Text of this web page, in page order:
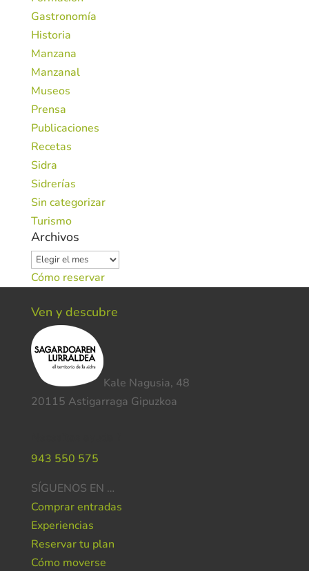
Gastronomía
Historia
Manzana
Manzanal
Museos
Prensa
Publicaciones
Recetas
Sidra
Sidrerías
Sin categorizar
Turismo
Archivos
Archivos
Cómo reservar
Ven y descubre
Kale Nagusia, 48
20115 Astigarraga Gipuzkoa
943 550 575
SÍGUENOS EN …
Comprar entradas
Experiencias
Reservar tu plan
Cómo moverse